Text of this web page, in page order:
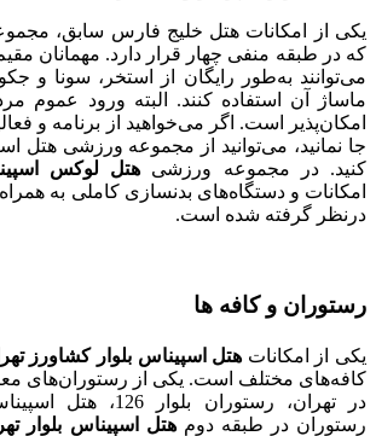
یکی از امکانات هتل خلیج فارس سابق،
که در طبقه منفی چهار قرار دارد. مهمانان
می‌توانند به‌طور رایگان از استخر، سونا و
ماساژ آن استفاده کنند. البته ورود عموم
امکان‌پذیر است. اگر می‌خواهید از برنامه و
جا نمانید، می‌توانید از مجموعه ورزشی هتل
کنید. در مجموعه ورزشی هتل لوکس
امکانات و دستگاه‌های بدنسازی کاملی به
درنظر گرفته شده است.
رستوران‌ و کافه ها
یکی از امکانات هتل اسپیناس بلوار کشاورز
کافه‌های مختلف است. یکی از رستوران‌های
در تهران، رستوران
رستوران در طبقه دومهتل اسپیناس بلوار